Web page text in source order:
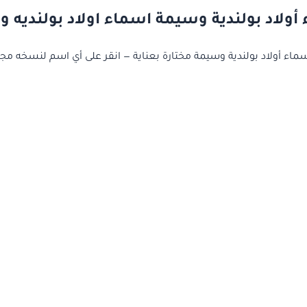
بولندية وسيمة اسماء اولاد